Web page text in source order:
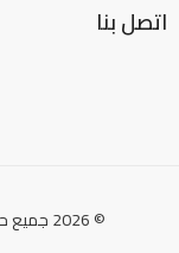
اتصل بنا
© 2026 جميع حقوق الملكية محفوظة لشركة